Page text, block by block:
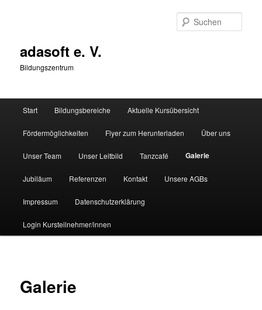
adasoft e. V.
Bildungszentrum
Start Bildungsbereiche Aktuelle Kursübersicht
Fördermöglichkeiten Flyer zum Herunterladen Über uns
Unser Team Unser Leitbild Tanzcafé Galerie
Jubiläum Referenzen Kontakt Unsere AGBs
Impressum Datenschutzerklärung
Login Kursteilnehmer/innen
Galerie